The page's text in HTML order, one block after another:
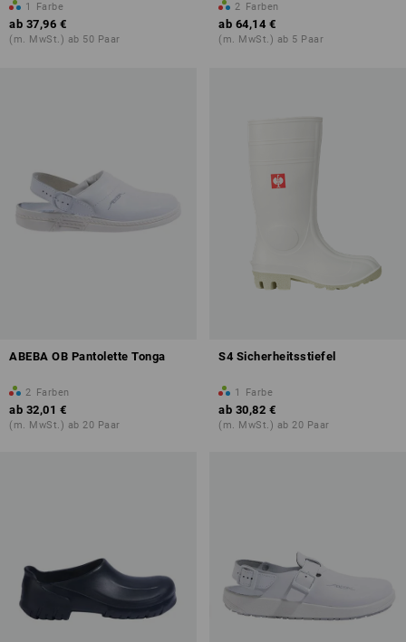
1 Farbe
ab 37,96 €
(m. MwSt.) ab 50 Paar
2 Farben
ab 64,14 €
(m. MwSt.) ab 5 Paar
ABEBA OB Pantolette Tonga
2 Farben
ab 32,01 €
(m. MwSt.) ab 20 Paar
S4 Sicherheitsstiefel
1 Farbe
ab 30,82 €
(m. MwSt.) ab 20 Paar